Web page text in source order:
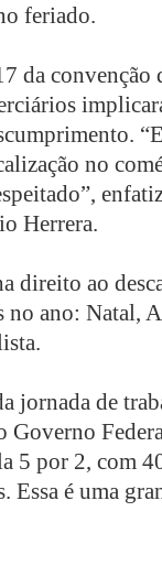
feriado.
da convenção
no
Herrera.
direito ao
no ano: Natal,
jornada de
5 por 2, com
Essa é uma